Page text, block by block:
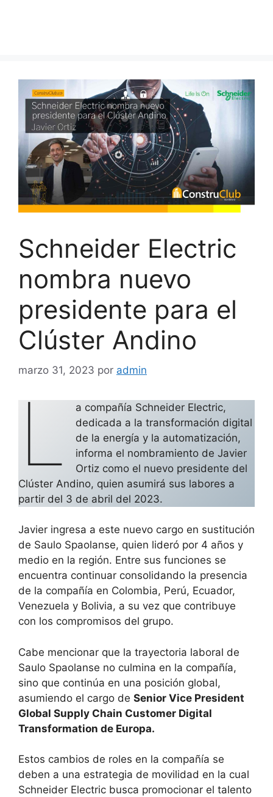
Schneider Electric
nombra nuevo
presidente para el
Clúster Andino
marzo 31, 2023 por admin
L
a compañía Schneider Electric,
dedicada a la transformación digital
de la energía y la automatización,
informa el nombramiento de Javier
Ortiz como el nuevo presidente del
Clúster Andino, quien asumirá sus labores a
partir del 3 de abril del 2023.
Javier ingresa a este nuevo cargo en sustitución
de Saulo Spaolanse, quien lideró por 4 años y
medio en la región. Entre sus funciones se
encuentra continuar consolidando la presencia
de la compañía en Colombia, Perú, Ecuador,
Venezuela y Bolivia, a su vez que contribuye
con los compromisos del grupo.
Cabe mencionar que la trayectoria laboral de
Saulo Spaolanse no culmina en la compañía,
sino que continúa en una posición global,
asumiendo el cargo de Senior Vice President
Global Supply Chain Customer Digital
Transformation de Europa.
Estos cambios de roles en la compañía se
deben a una estrategia de movilidad en la cual
Schneider Electric busca promocionar el talento